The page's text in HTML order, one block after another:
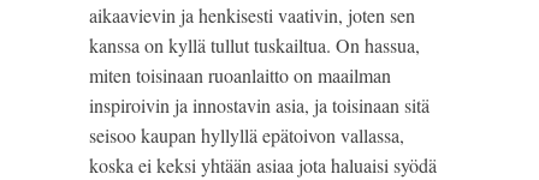
aikaavievin ja henkisesti vaativin, joten sen
kanssa on kyllä tullut tuskailtua. On hassua,
miten toisinaan ruoanlaitto on maailman
inspiroivin ja innostavin asia, ja toisinaan sitä
seisoo kaupan hyllyllä epätoivon vallassa,
koska ei keksi yhtään asiaa jota haluaisi syödä